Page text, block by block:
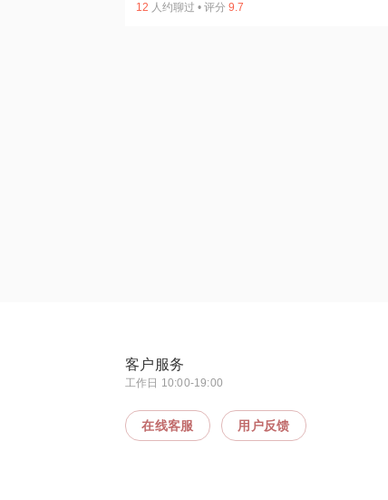
12 人约聊过 • 评分 9.7
客户服务
工作日 10:00-19:00
在线客服 用户反馈